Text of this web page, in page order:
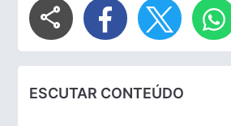
share
ESCUTAR CONTEÚDO